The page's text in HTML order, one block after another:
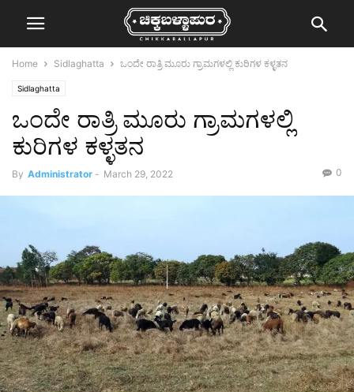
Home Sidlaghatta ಒಂದೇ ರಾತ್ರಿ ಮೂರು ಗ್ರಾಮಗಳಲ್ಲಿ ಕುರಿಗಳ ಕಳ್ಳತನ
Sidlaghatta
ಒಂದೇ ರಾತ್ರಿ ಮೂರು ಗ್ರಾಮಗಳಲ್ಲಿ
ಕುರಿಗಳ ಕಳ್ಳತನ
By Administrator - March 29, 2022 0